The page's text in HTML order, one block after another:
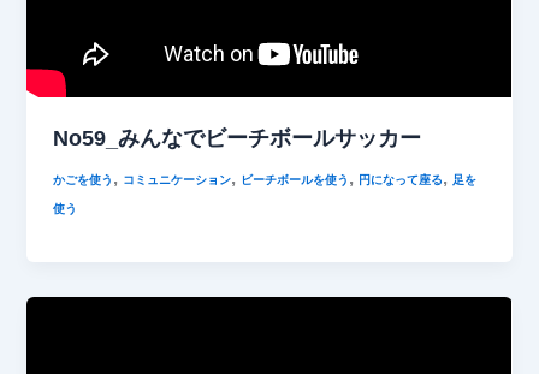
No59_みんなでビーチボールサッカー
かごを使う , コミュニケーション, ビーチボールを使う , 円になって座る, 足を
使う